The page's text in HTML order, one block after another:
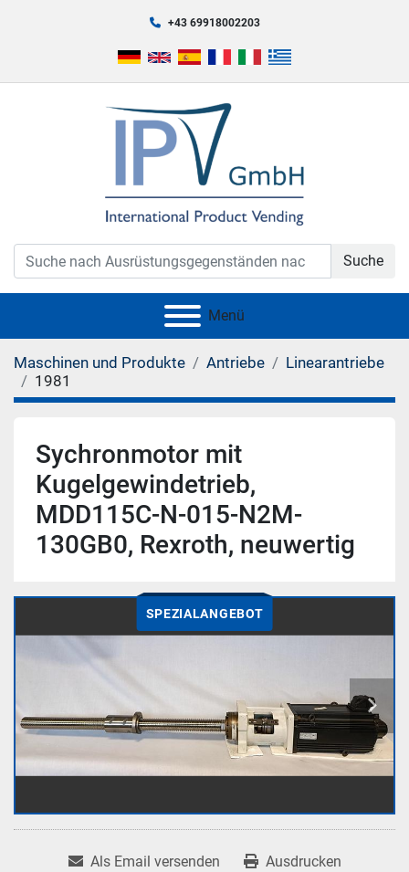
+43 69918002203
Suche
Menü
Maschinen und Produkte Antriebe
Linearantriebe
1981
Sychronmotor mit
Kugelgewindetrieb,
MDD115C-N-015-N2M-
130GB0, Rexroth, neuwertig
SPEZIALANGEBOT
Als Email versenden Ausdrucken